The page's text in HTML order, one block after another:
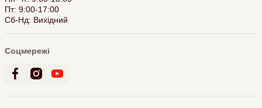
Пт: 9:00-17:00
Сб-Нд: Вихідний
Соцмережі